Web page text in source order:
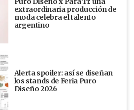
extraordinaria producción de
moda celebra el talento
argentino
Alerta spoiler: así se diseñan
los stands de Feria Puro
Diseño 2026